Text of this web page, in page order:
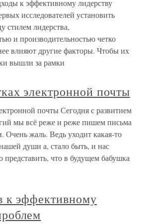
к эффективному лидерству
исследователей установить
стилем лидерства,
и производительностью четко
влияют другие факторы. Чтобы их
вышли за рамки
электронной почты
почты Сегодня с развитием
мы всё реже и реже пишем письма
жаль. Ведь уходит какая-то
души а, стало быть, и нас
что в будущем бабушка
к эффективному